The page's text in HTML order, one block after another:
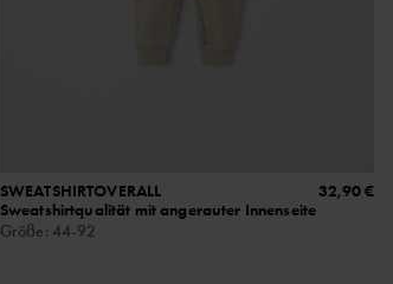
SWEATSHIRTOVERALL
Sweatshirtqualität mit angerauter Innenseite
Größe: 44-92
32,90 €